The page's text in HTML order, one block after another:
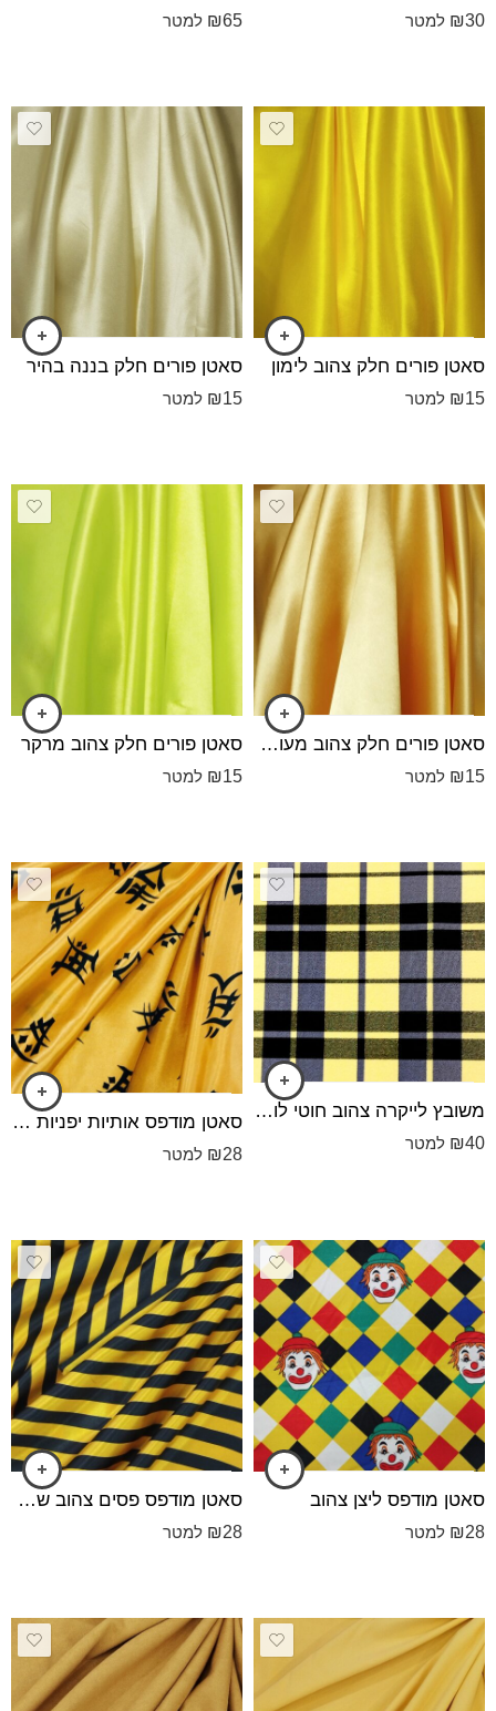
₪30 למטר ₪65 למטר
סאטן פורים חלק צהוב לימון
₪15 למטר
סאטן פורים חלק בננה בהיר
₪15 למטר
סאטן פורים חלק צהוב מעושן כהה
₪15 למטר
סאטן פורים חלק צהוב מרקר
₪15 למטר
משובץ לייקרה צהוב חוטי לורקס זהב זוהר
₪40 למטר
סאטן מודפס אותיות יפניות רקע צהוב
₪28 למטר
סאטן מודפס ליצן צהוב
₪28 למטר
סאטן מודפס פסים צהוב שחור
₪28 למטר